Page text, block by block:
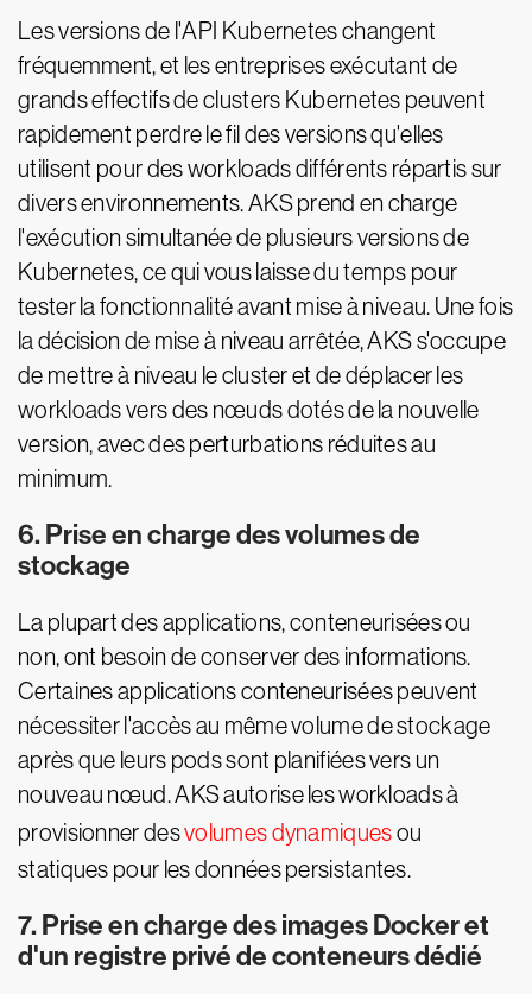
Les versions de l'API Kubernetes changent
fréquemment, et les entreprises exécutant de
grands effectifs de clusters Kubernetes peuvent
rapidement perdre le fil des versions qu'elles
utilisent pour des workloads différents répartis sur
divers environnements. AKS prend en charge
l'exécution simultanée de plusieurs versions de
Kubernetes, ce qui vous laisse du temps pour
tester la fonctionnalité avant mise à niveau. Une fois
la décision de mise à niveau arrêtée, AKS s'occupe
de mettre à niveau le cluster et de déplacer les
workloads vers des nœuds dotés de la nouvelle
version, avec des perturbations réduites au
minimum.
6. Prise en charge des volumes de
stockage
La plupart des applications, conteneurisées ou
non, ont besoin de conserver des informations.
Certaines applications conteneurisées peuvent
nécessiter l'accès au même volume de stockage
après que leurs pods sont planifiées vers un
nouveau nœud. AKS autorise les workloads à
provisionner desvolumes dynamiquesou
statiques pour les données persistantes.
7. Prise en charge des images Docker et
d'un registre privé de conteneurs dédié